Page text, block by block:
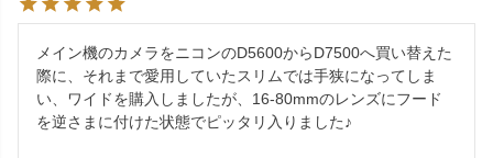
メイン機のカメラをニコンのD5600からD7500へ買い替えた
際に、それまで愛用していたスリムでは手狭になってしま
い、ワイドを購入しましたが、16-80mmのレンズにフード
を逆さまに付けた状態でピッタリ入りました♪